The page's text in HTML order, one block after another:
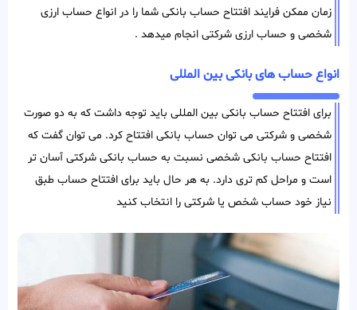
زمان ممکن فرایند افتتاح حساب بانکی شما را در انواع حساب ارزی
شخصی و حساب ارزی شرکتی انجام میدهد .
انواع حساب های بانکی بین المللی
برای افتتاح حساب بانکی بین المللی باید توجه داشت که به دو صورت
شخصی و شرکتی می توان حساب بانکی افتتاح کرد. می توان گفت که
افتتاح حساب بانکی شخصی نسبت به حساب بانکی شرکتی آسان تر
است و مراحل کم تری دارد. به هر حال باید برای افتتاح حساب طبق
نیاز خود حساب شخص یا شرکتی را انتخاب کنید